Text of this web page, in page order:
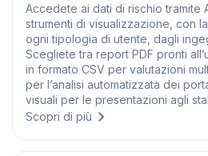
Accedete ai dati di rischio tramite
strumenti di visualizzazione, con
ogni tipologia di utente, dagli
Scegliete tra report PDF pronti
in formato CSV per valutazioni
per l’analisi automatizzata dei
visuali per le presentazioni agli
Scopri di più